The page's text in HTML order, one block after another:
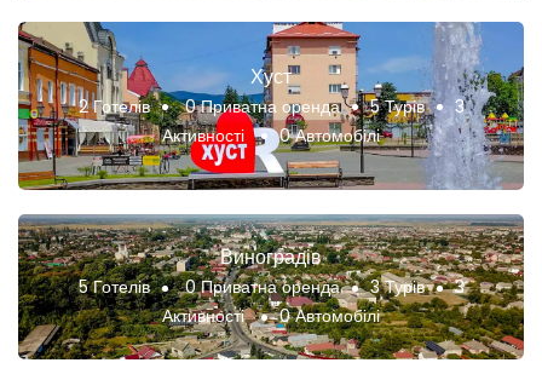
Хуст
2 Готелів 0 Приватна оренда 5 Турів
3
Активності
0 Автомобілі
Виноградів
5 Готелів 0 Приватна оренда 3 Турів
3
Активності
0 Автомобілі